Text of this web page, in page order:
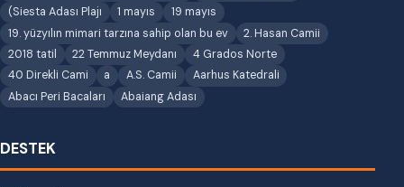
(Siesta Adası Plajı
1 mayıs
19 mayıs
19. yüzyılın mimari tarzına sahip olan bu ev
2. Hasan Camii
2018 tatil
22 Temmuz Meydanı
4 Grados Norte
40 Direkli Cami
a A.S. Camii
Aarhus Katedrali
Abacı Peri Bacaları
Abaiang Adası
DESTEK